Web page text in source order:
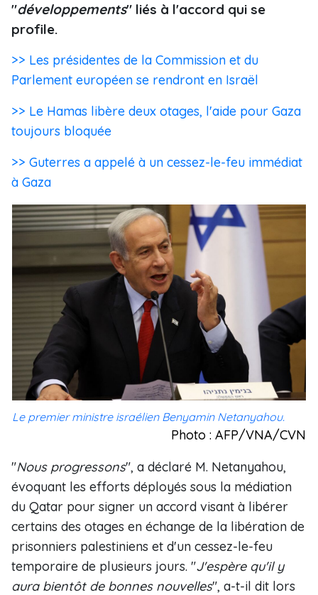
"développements" liés à l'accord qui se
profile.
>> Les présidentes de la Commission et du
Parlement européen se rendront en Israël
>> Le Hamas libère deux otages, l'aide pour Gaza
toujours bloquée
>> Guterres a appelé à un cessez-le-feu immédiat
à Gaza
Le premier ministre israélien Benyamin Netanyahou.
Photo : AFP/VNA/CVN
"Nous progressons", a déclaré M. Netanyahou,
évoquant les efforts déployés sous la médiation
du Qatar pour signer un accord visant à libérer
certains des otages en échange de la libération de
prisonniers palestiniens et d'un cessez-le-feu
temporaire de plusieurs jours. "J'espère qu'il y
aura bientôt de bonnes nouvelles", a-t-il dit lors